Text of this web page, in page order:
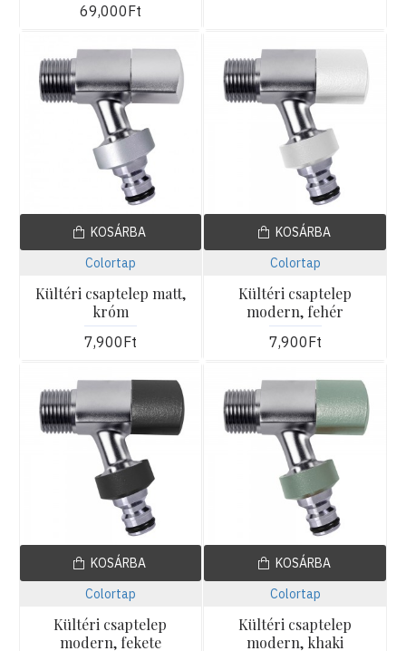
69,000Ft
Colortap
Kültéri csaptelep matt,
króm
7,900Ft
KOSÁRBA
Colortap
Kültéri csaptelep
modern, fehér
7,900Ft
KOSÁRBA
Colortap
Kültéri csaptelep
modern, fekete
KOSÁRBA
Colortap
Kültéri csaptelep
modern, khaki
KOSÁRBA